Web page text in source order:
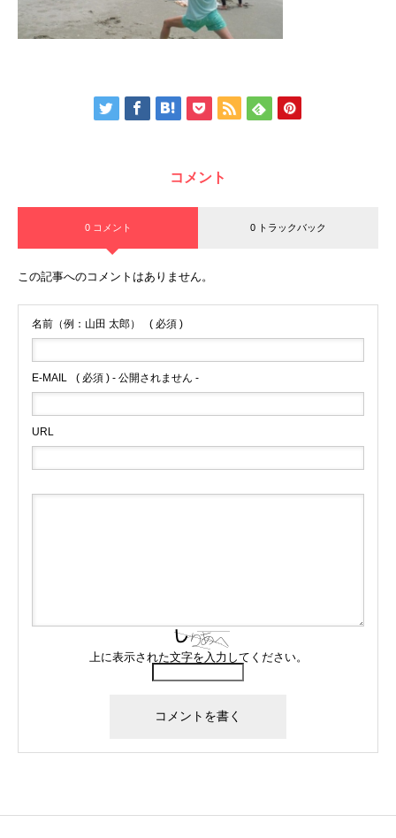
コメント
0 コメント 0 トラックバック
この記事へのコメントはありません。
名前（例：山田 太郎） ( 必須 )
E-MAIL ( 必須 ) - 公開されません -
URL
上に表示された文字を入力してください。